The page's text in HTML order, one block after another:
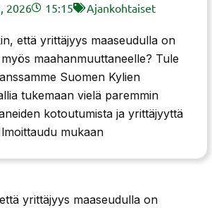
2026 15:15 Ajankohtaiset
että yrittäjyys maaseudulla on
maahanmuuttaneelle? Tule
Suomen Kylien
tukemaan vielä paremmin
kotoutumista ja yrittäjyyttä
mukaan
yrittäjyys maaseudulla on